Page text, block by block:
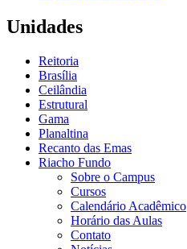
Unidades
Reitoria
Brasília
Ceilândia
Estrutural
Gama
Planaltina
Recanto das Emas
Riacho Fundo
Sobre o Campus
Cursos
Calendário Acadêmico
Horário das Aulas
Contato